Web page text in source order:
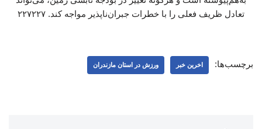
تعادل ظریف فعلی را با خطرات جبران‌ناپذیر مواجه کند. ۲۲۷۲۲۷
برچسب‌ها: اخرین خبر ورزش در استان مازندران